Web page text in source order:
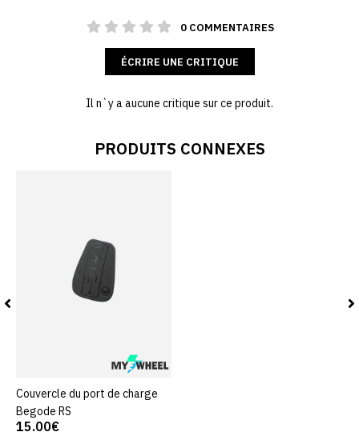
0 COMMENTAIRES
ÉCRIRE UNE CRITIQUE
Il n`y a aucune critique sur ce produit.
PRODUITS CONNEXES
Couvercle du port de charge
Begode RS
15.00€